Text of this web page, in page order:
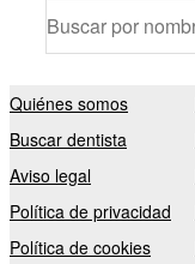
Quiénes somos
Buscar dentista
Aviso legal
Política de privacidad
Política de cookies